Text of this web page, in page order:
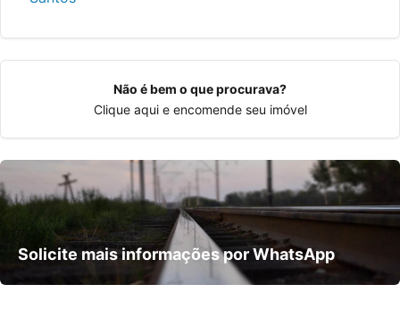
Não é bem o que procurava?
Clique aquie encomende seu imóvel
Solicite mais informações por WhatsApp